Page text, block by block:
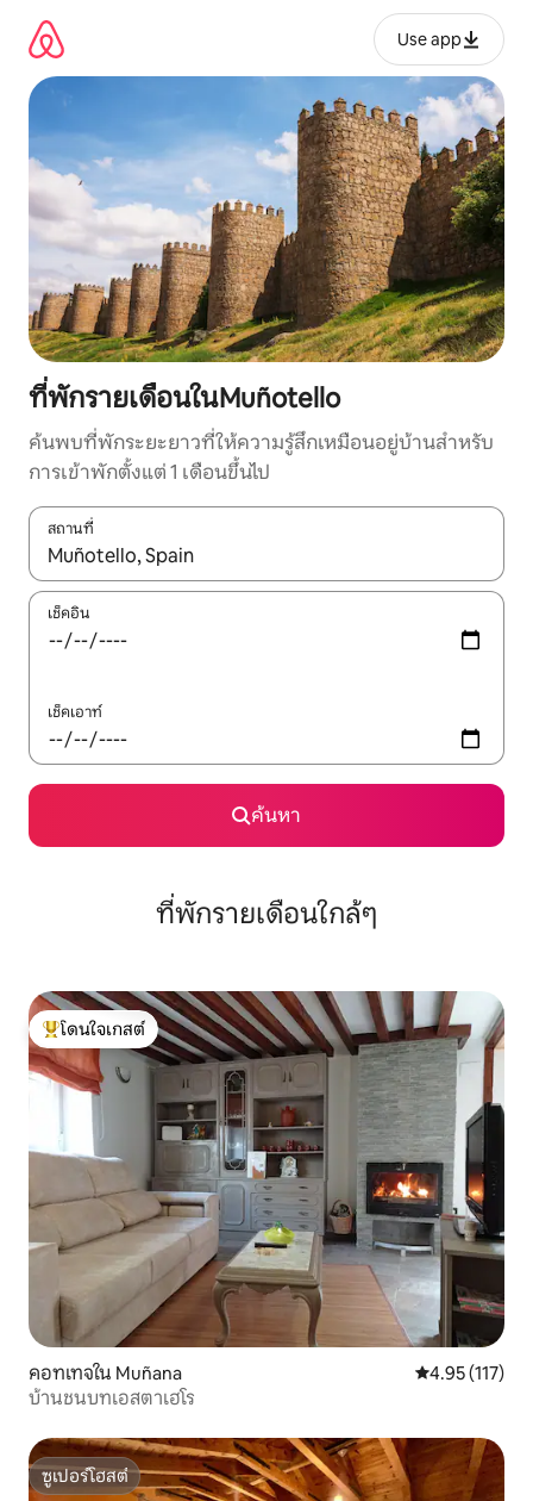
เนื้อหา
Use app
ที่พักรายเดือนในMuñotello
ค้นพบที่พักระยะยาวที่ให้ความรู้สึกเหมือนอยู่บ้านสำหรับ
การเข้าพักตั้งแต่ 1 เดือนขึ้นไป
สถานที่
ใช้ลูกศรขึ้นลง หรือใช้การสัมผัสหรือปัด เพื่อสำรวจผลการค้นหา
เช็คอิน
เช็คเอาท์
ค้นหา
ที่พักรายเดือนใกล้ๆ
โดนใจเกสต์ที่สุด
โดนใจเกสต์
คอทเทจใน Muñana คะแนนเฉลี่ย
4.95 (117)
บ้านชนบทเอสตาเฮโร
ซูเปอร์โฮสต์
ซูเปอร์โฮสต์